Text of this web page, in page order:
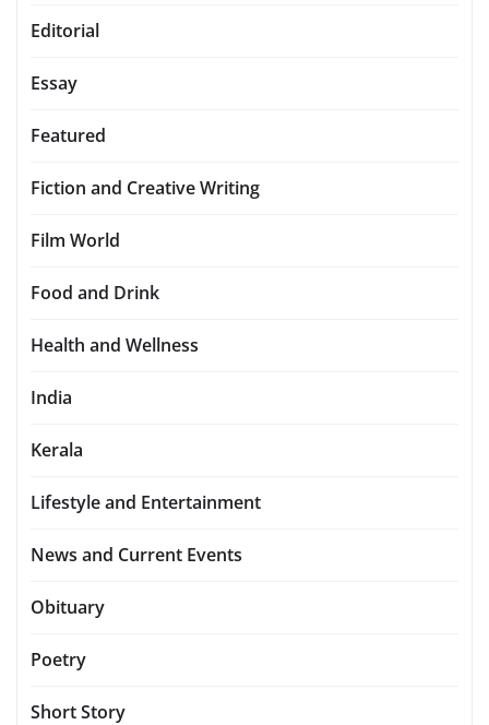
Editorial
Essay
Featured
Fiction and Creative Writing
Film World
Food and Drink
Health and Wellness
India
Kerala
Lifestyle and Entertainment
News and Current Events
Obituary
Poetry
Short Story